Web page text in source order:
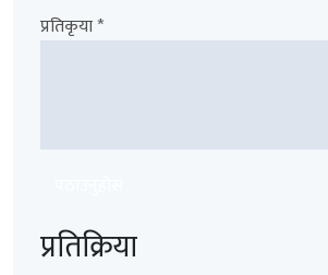
प्रतिकृया *
प्रतिक्रिया